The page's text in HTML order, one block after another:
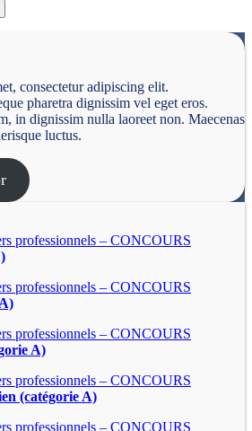
consectetur adipiscing elit.
pharetra dignissim vel eget eros.
in dignissim nulla laoreet non. Maecenas
luctus.
professionnels – CONCOURS
professionnels – CONCOURS
professionnels – CONCOURS
A)
professionnels – CONCOURS
(catégorie A)
professionnels – CONCOURS